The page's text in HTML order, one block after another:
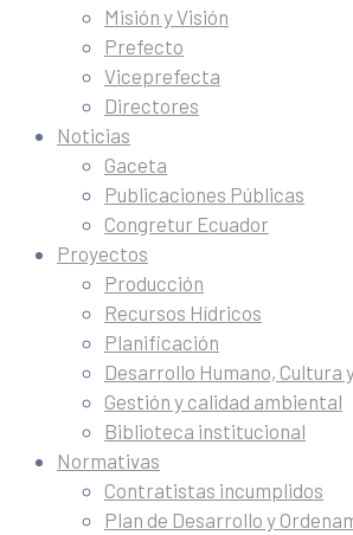
Misión y Visión
Prefecto
Viceprefecta
Directores
Noticias
Gaceta
Publicaciones Públicas
Congretur Ecuador
Proyectos
Producción
Recursos Hídricos
Planificación
Desarrollo Humano, Cultura
Gestión y calidad ambiental
Biblioteca institucional
Normativas
Contratistas incumplidos
Plan de Desarrollo y